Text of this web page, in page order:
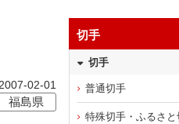
2007-02-01
福島県
切手
切手
普通切手
特殊切手・ふるさと